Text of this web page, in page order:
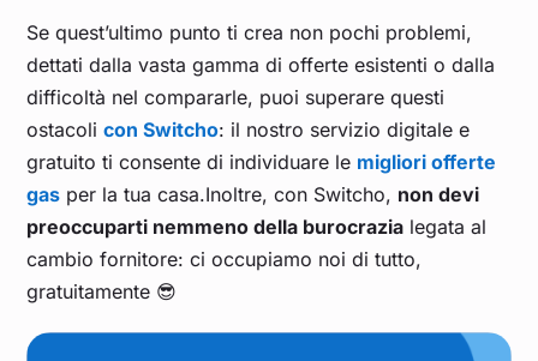
Dicembre 2022 1,234
Novembre 2022 0,965
Ottobre 2022 0,826
Settembre 2022 1,941
Agosto 2022 2,471
Se quest’ultimo punto ti crea non pochi problemi,
dettati dalla vasta gamma di offerte esistenti o dalla
difficoltà nel compararle, puoi superare questi
ostacolicon Switcho: il nostro servizio digitale e
gratuito ti consente di individuare le migliori offerte
gas per la tua casa.Inoltre, con Switcho, non devi
preoccuparti nemmeno della burocrazia legata al
cambio fornitore: ci occupiamo noi di tutto,
gratuitamente 😎